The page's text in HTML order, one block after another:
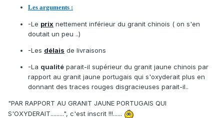
Les arguments :
-Le prix nettement inférieur du granit chinois ( on s'en
doutait un peu ..)
-Les délais de livraisons
-La qualité parait-il supérieur du granit jaune chinois par
rapport au granit jaune portugais qui s'oxyderait plus en
donnant des traces rouges disgracieuses parait-il..
"PAR RAPPORT AU GRANIT JAUNE PORTUGAIS QUI
S'OXYDERAIT.........", c'est inscrit !!!......